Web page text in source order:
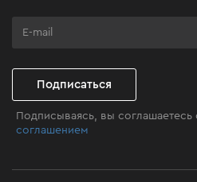
Клуб мастерства
Подписаться
Подписываясь, вы соглашаетесь
соглашением